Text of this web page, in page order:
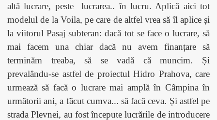
altă lucrare, peste
lucrarea.. în lucru. Aplică aici tot
modelul de la Voila, pe care de altfel vrea să îl aplice și
la viitorul Pasaj subteran: dacă tot se face o lucrare, să
mai facem una chiar dacă nu avem finanțare să
terminăm treaba, să se vadă că muncim. Și
prevalându-se astfel de proiectul Hidro Prahova, care
urmează să facă o lucrare mai amplă în Câmpina în
următorii ani, a făcut cumva... să facă ceva. Și astfel pe
strada Plevnei, au fost începute lucrările de introducere